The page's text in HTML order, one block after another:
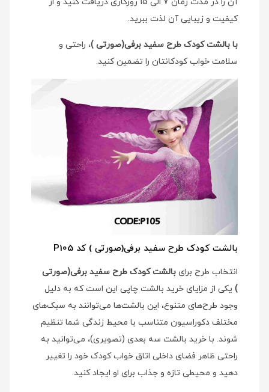
کیفیت و زیبایی آن لذت ببرید.
با بالشت کودک طرح سفید برفی(صورتی )، راحتی و
سلامت خواب کودکانتان را تضمین کنید.
بالشت کودک طرح سفید برفی(صورتی ) کد P105
انتخاب طرح برای بالشت کودک طرح سفید برفی(صورتی
) یکی از مزایای خرید بالشت چاپی این است که به دلیل
وجود طرح‌های متنوع، این بالشت‌ها می‌توانند به سبک‌های
مختلف دکوراسیون متناسب با محیط زندگی شما تنظیم
شوند. با خرید بالشت سه بعدی (تصویری)، می‌توانید به
راحتی ظاهر فضای داخلی اتاق خواب کودک خود را تغییر
دهید و محیطی تازه و جذاب برای او ایجاد کنید.